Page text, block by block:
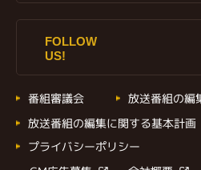
FOLLOW
US!
番組審議会 放送番組の編
放送番組の編集に関する基本計画
プライバシーポリシー